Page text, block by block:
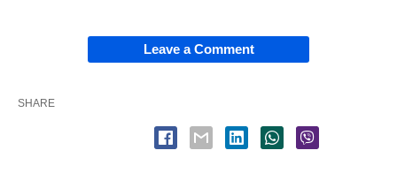
Leave a Comment
SHARE